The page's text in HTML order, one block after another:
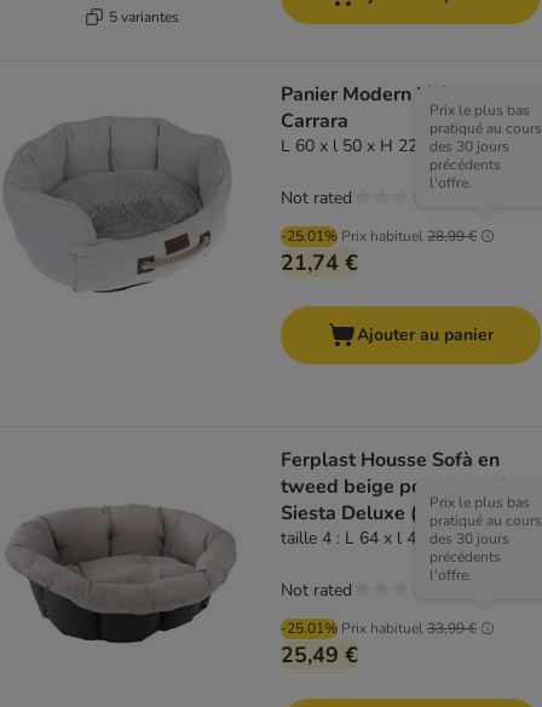
5 variantes
Panier Modern Living
Carrara
L 60 x l 50 x H 22 cm
-25.01% Prix habituel28,99 €
Prix le plus bas
pratiqué au cours
des 30 jours
précédents
l'offre.
21,74 €
Not rated
Ajouter au panier
Ferplast Housse Sofà en
tweed beige pour le panier
Siesta Deluxe (panier non
inclus)
taille 4 : L 64 x l 48 x H 25 cm
-25.01% Prix habituel33,99 €
Prix le plus bas
pratiqué au cours
des 30 jours
précédents
l'offre.
25,49 €
Not rated